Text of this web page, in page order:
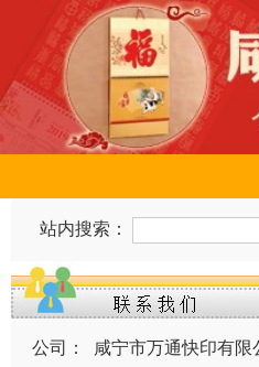
站内搜索：
公司：
咸宁市万通快印有限